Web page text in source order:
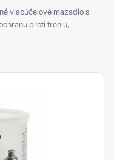
viacúčelové mazadlo s
proti treniu,